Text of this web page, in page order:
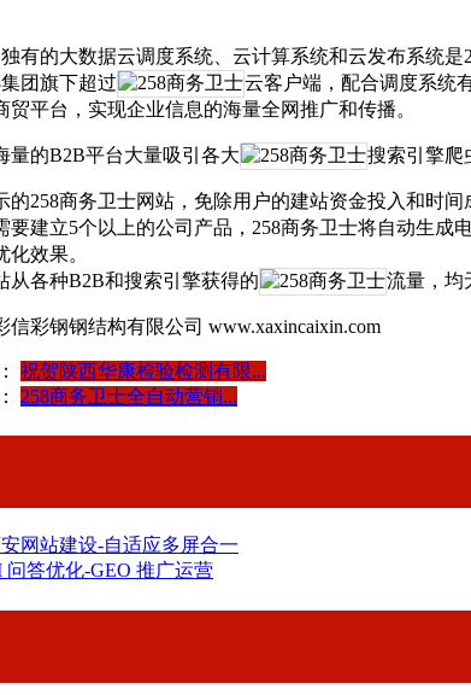
有的大数据云调度系统、云计算系统和云发布系统是
团旗下超过
云客户端，配合调度系统
贸平台，实现企业信息的海量全网推广和传播。
量的B2B平台大量吸引各大 搜索引擎爬
的258商务卫士网站，免除用户的建站资金投入和时
要建立5个以上的公司产品，258商务卫士将自动生成
化效果。
从各种B2B和搜索引擎获得的
流量，均
信彩钢钢结构有限公司 www.xaxincaixin.com
祝贺陕西华康检验检测有限...
258商务卫士全自动营销...
网站建设-自适应多屏合一
问答优化-GEO 推广运营